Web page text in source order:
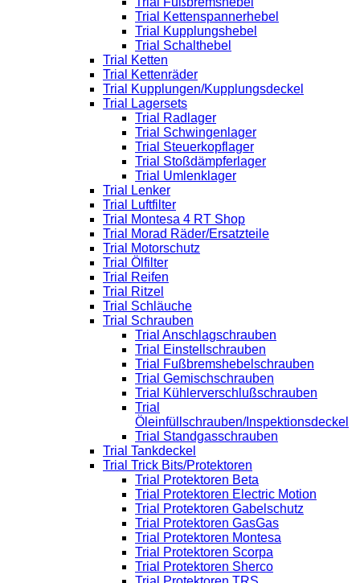
Trial Kettenspannerhebel
Trial Kupplungshebel
Trial Schalthebel
Trial Ketten
Trial Kettenräder
Trial Kupplungen/Kupplungsdeckel
Trial Lagersets
Trial Radlager
Trial Schwingenlager
Trial Steuerkopflager
Trial Stoßdämpferlager
Trial Umlenklager
Trial Lenker
Trial Luftfilter
Trial Montesa 4 RT Shop
Trial Morad Räder/Ersatzteile
Trial Motorschutz
Trial Ölfilter
Trial Reifen
Trial Ritzel
Trial Schläuche
Trial Schrauben
Trial Anschlagschrauben
Trial Einstellschrauben
Trial Fußbremshebelschrauben
Trial Gemischschrauben
Trial Kühlerverschlußschrauben
Trial
Öleinfüllschrauben/Inspektionsdeckel
Trial Standgasschrauben
Trial Tankdeckel
Trial Trick Bits/Protektoren
Trial Protektoren Beta
Trial Protektoren Electric Motion
Trial Protektoren Gabelschutz
Trial Protektoren GasGas
Trial Protektoren Montesa
Trial Protektoren Scorpa
Trial Protektoren Sherco